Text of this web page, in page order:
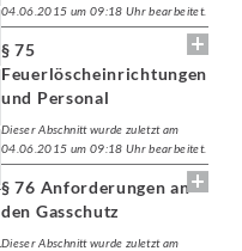
04.06.2015 um 09:18 Uhr bearbeitet.
§ 75
Feuerlöscheinrichtungen
und Personal
Dieser Abschnitt wurde zuletzt am
04.06.2015 um 09:18 Uhr bearbeitet.
§ 76 Anforderungen an
den Gasschutz
Dieser Abschnitt wurde zuletzt am